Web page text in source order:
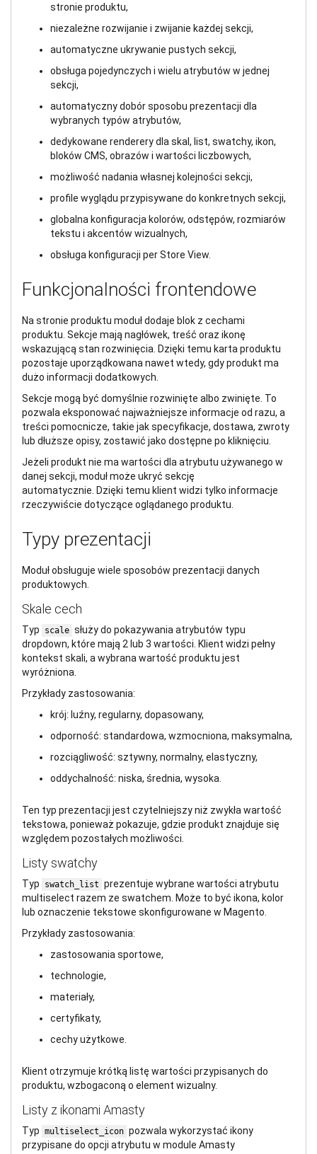
stronie produktu,
niezależne rozwijanie i zwijanie każdej sekcji,
automatyczne ukrywanie pustych sekcji,
obsługa pojedynczych i wielu atrybutów w jednej
sekcji,
automatyczny dobór sposobu prezentacji dla
wybranych typów atrybutów,
dedykowane renderery dla skal, list, swatchy, ikon,
bloków CMS, obrazów i wartości liczbowych,
możliwość nadania własnej kolejności sekcji,
profile wyglądu przypisywane do konkretnych sekcji,
globalna konfiguracja kolorów, odstępów, rozmiarów
tekstu i akcentów wizualnych,
obsługa konfiguracji per Store View.
Funkcjonalności frontendowe
Na stronie produktu moduł dodaje blok z cechami
produktu. Sekcje mają nagłówek, treść oraz ikonę
wskazującą stan rozwinięcia. Dzięki temu karta produktu
pozostaje uporządkowana nawet wtedy, gdy produkt ma
dużo informacji dodatkowych.
Sekcje mogą być domyślnie rozwinięte albo zwinięte. To
pozwala eksponować najważniejsze informacje od razu, a
treści pomocnicze, takie jak specyfikacje, dostawa, zwroty
lub dłuższe opisy, zostawić jako dostępne po kliknięciu.
Jeżeli produkt nie ma wartości dla atrybutu używanego w
danej sekcji, moduł może ukryć sekcję
automatycznie. Dzięki temu klient widzi tylko informacje
rzeczywiście dotyczące oglądanego produktu.
Typy prezentacji
Moduł obsługuje wiele sposobów prezentacji danych
produktowych.
Skale cech
Typ scale służy do pokazywania atrybutów typu
dropdown, które mają 2 lub 3 wartości. Klient widzi pełny
kontekst skali, a wybrana wartość produktu jest
wyróżniona.
Przykłady zastosowania:
krój: luźny, regularny, dopasowany,
odporność: standardowa, wzmocniona, maksymalna,
rozciągliwość: sztywny, normalny, elastyczny,
oddychalność: niska, średnia, wysoka.
Ten typ prezentacji jest czytelniejszy niż zwykła wartość
tekstowa, ponieważ pokazuje, gdzie produkt znajduje się
względem pozostałych możliwości.
Listy swatchy
Typ swatch_list prezentuje wybrane wartości atrybutu
multiselect razem ze swatchem. Może to być ikona, kolor
lub oznaczenie tekstowe skonfigurowane w Magento.
Przykłady zastosowania:
zastosowania sportowe,
technologie,
materiały,
certyfikaty,
cechy użytkowe.
Klient otrzymuje krótką listę wartości przypisanych do
produktu, wzbogaconą o element wizualny.
Listy z ikonami Amasty
Typ multiselect_icon pozwala wykorzystać ikony
przypisane do opcji atrybutu w module Amasty